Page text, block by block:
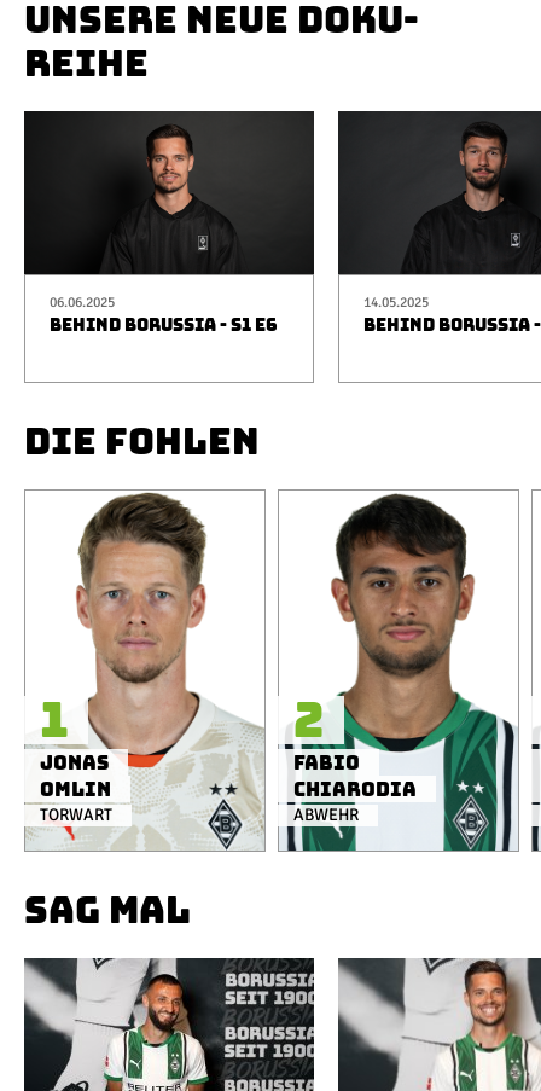
UNSERE NEUE DOKU-
REIHE
06.06.2025
BEHIND BORUSSIA - S1 E6
14.05.2025
BEHIND BORUSSIA
DIE FOHLEN
TORWART
Jonas
Omlin
1
ABWEHR
Fabio
Chiarodia
2
SAG MAL